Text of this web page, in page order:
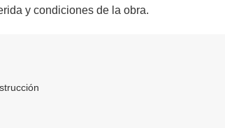
y condiciones de la obra.